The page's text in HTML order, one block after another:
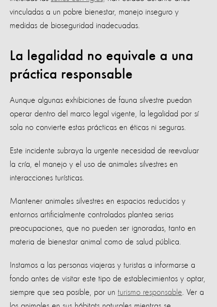
vinculadas a un pobre bienestar, manejo inseguro y
medidas de bioseguridad inadecuadas.
La legalidad no equivale a una
práctica responsable
Aunque algunas exhibiciones de fauna silvestre puedan
operar dentro del marco legal vigente, la legalidad por sí
sola no convierte estas prácticas en éticas ni seguras.
Este incidente subraya la urgente necesidad de reevaluar
la cría, el manejo y el uso de animales silvestres en
interacciones turísticas.
Mantener animales silvestres en espacios reducidos y
entornos artificialmente controlados plantea serias
preocupaciones, que no pueden ser ignoradas, tanto en
materia de bienestar animal como de salud pública.
Instamos a las personas viajeras y turistas a informarse a
fondo antes de visitar este tipo de establecimientos y optar,
siempre que sea posible, por un turismo responsable. Ver a